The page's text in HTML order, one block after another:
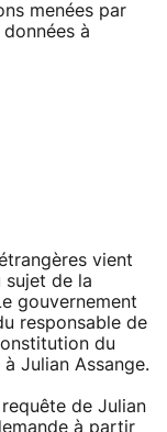
menées par
à
vient
sujet de la
gouvernement
responsable de
du
Julian Assange.
de Julian
à partir